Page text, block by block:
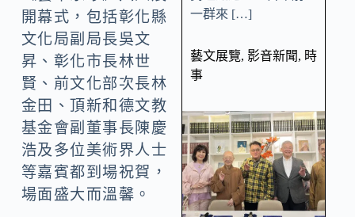
開幕式，包括彰化縣
文化局副局長吳文
昇、彰化市長林世
賢、前文化部次長林
金田、頂新和德文教
基金會副董事長陳慶
浩及多位美術界人士
等嘉賓都到場祝賀，
場面盛大而溫馨。
一群來 […]
藝文展覽, 影音新聞, 時
事